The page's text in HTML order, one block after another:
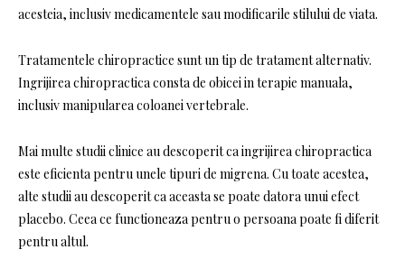
acesteia, inclusiv medicamentele sau modificarile stilului de viata.
Tratamentele chiropractice sunt un tip de tratament alternativ.
Ingrijirea chiropractica consta de obicei in terapie manuala,
inclusiv manipularea coloanei vertebrale.
Mai multe studii clinice au descoperit ca ingrijirea chiropractica
este eficienta pentru unele tipuri de migrena. Cu toate acestea,
alte studii au descoperit ca aceasta se poate datora unui efect
placebo. Ceea ce functioneaza pentru o persoana poate fi diferit
pentru altul.